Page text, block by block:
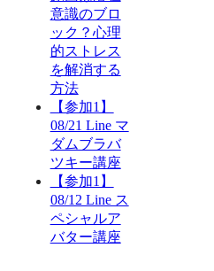
意識のブロ
ック？心理
的ストレス
を解消する
方法
【参加1】
08/21 Line マ
ダムブラバ
ツキー講座
【参加1】
08/12 Line ス
ペシャルア
バター講座